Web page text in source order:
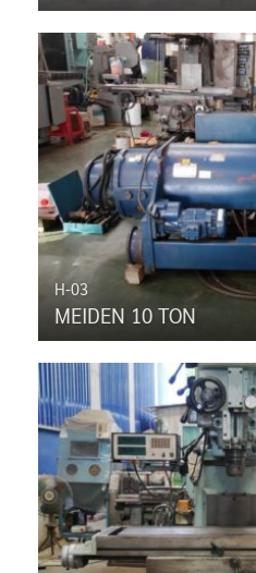
H-03
MEIDEN 10 TON